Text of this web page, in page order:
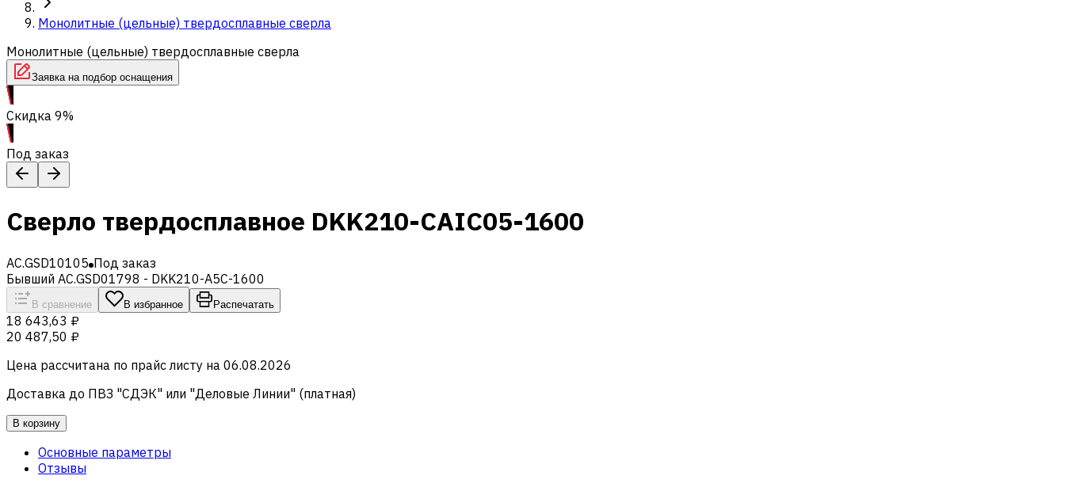
Монолитные (цельные) твердосплавные сверла
Монолитные (цельные) твердосплавные сверла
Заявка на подбор оснащения
Скидка 9%
Под заказ
Сверло твердосплавное DKK210-CAIC05-1600
AC.GSD10105 Под заказ
Бывший AC.GSD01798 - DKK210-A5C-1600
В сравнение В избранное Распечатать
18 643,63 ₽
20 487,50 ₽
Цена рассчитана по прайс листу на 06.08.2026
Доставка до ПВЗ "СДЭК" или "Деловые Линии" (платная)
В корзину
Основные параметры
Отзывы